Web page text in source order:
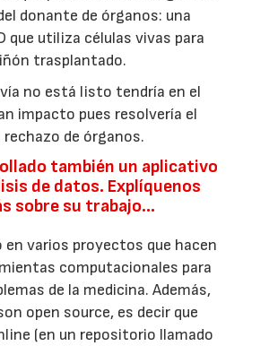
donante de órganos: una
que utiliza células vivas para
trasplantado.
no está listo tendría en el
impacto pues resolvería el
rechazo de órganos.
también un aplicativo
de datos. Explíquenos
sobre su trabajo...
en varios proyectos que hacen
computacionales para
de la medicina. Además,
open source, es decir que
(en un repositorio llamado